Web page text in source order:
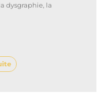
dysgraphie, la